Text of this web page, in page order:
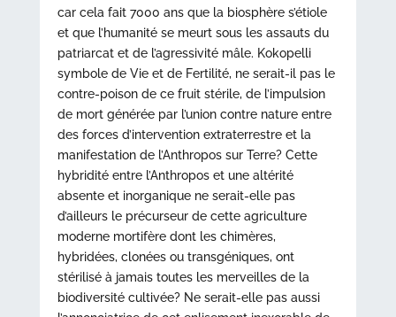
car cela fait 7000 ans que la biosphère s’étiole
et que l’humanité se meurt sous les assauts du
patriarcat et de l’agressivité mâle. Kokopelli
symbole de Vie et de Fertilité, ne serait-il pas le
contre-poison de ce fruit stérile, de l’impulsion
de mort générée par l’union contre nature entre
des forces d’intervention extraterrestre et la
manifestation de l’Anthropos sur Terre? Cette
hybridité entre l’Anthropos et une altérité
absente et inorganique ne serait-elle pas
d’ailleurs le précurseur de cette agriculture
moderne mortifère dont les chimères,
hybridées, clonées ou transgéniques, ont
stérilisé à jamais toutes les merveilles de la
biodiversité cultivée? Ne serait-elle pas aussi